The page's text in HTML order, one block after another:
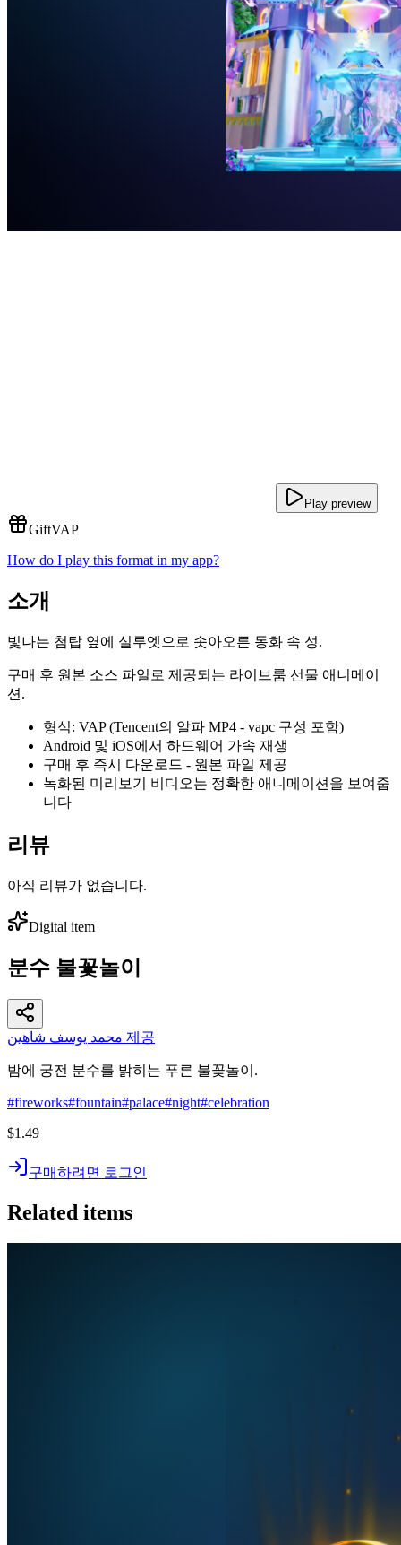
Play preview
GiftVAP
How do I play this format in my app?
소개
빛나는 첨탑 옆에 실루엣으로 솟아오른 동화 속 성.
구매 후 원본 소스 파일로 제공되는 라이브룸 선물 애니메이
션.
형식: VAP (Tencent의 알파 MP4 - vapc 구성 포함)
Android 및 iOS에서 하드웨어 가속 재생
구매 후 즉시 다운로드 - 원본 파일 제공
녹화된 미리보기 비디오는 정확한 애니메이션을 보여줍
니다
리뷰
아직 리뷰가 없습니다.
Digital item
분수 불꽃놀이
محمد يوسف شاهين 제공
밤에 궁전 분수를 밝히는 푸른 불꽃놀이.
#fireworks#fountain#palace#night#celebration
$1.49
구매하려면 로그인
Related items